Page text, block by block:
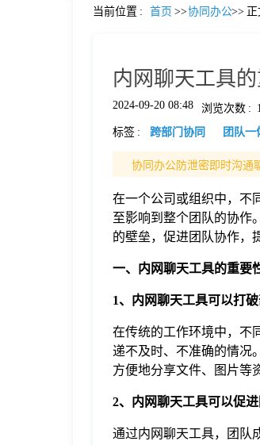
当前位置 : 首页 >>协同办公>>
内网聊天工具
2024-09-20 08:48 浏览次数 :
标签 : 跨部门协同 团队一
协同办公防泄密即时沟
在一个公司或组织中，不
至影响到整个团队的协作
的壁垒，促进团队协作，
一、内网聊天工具的重要
1、内网聊天工具可以打
在传统的工作环境中，不
递不及时、不准确的情况
方便地分享文件、图片等
2、内网聊天工具可以促
通过内网聊天工具，团队